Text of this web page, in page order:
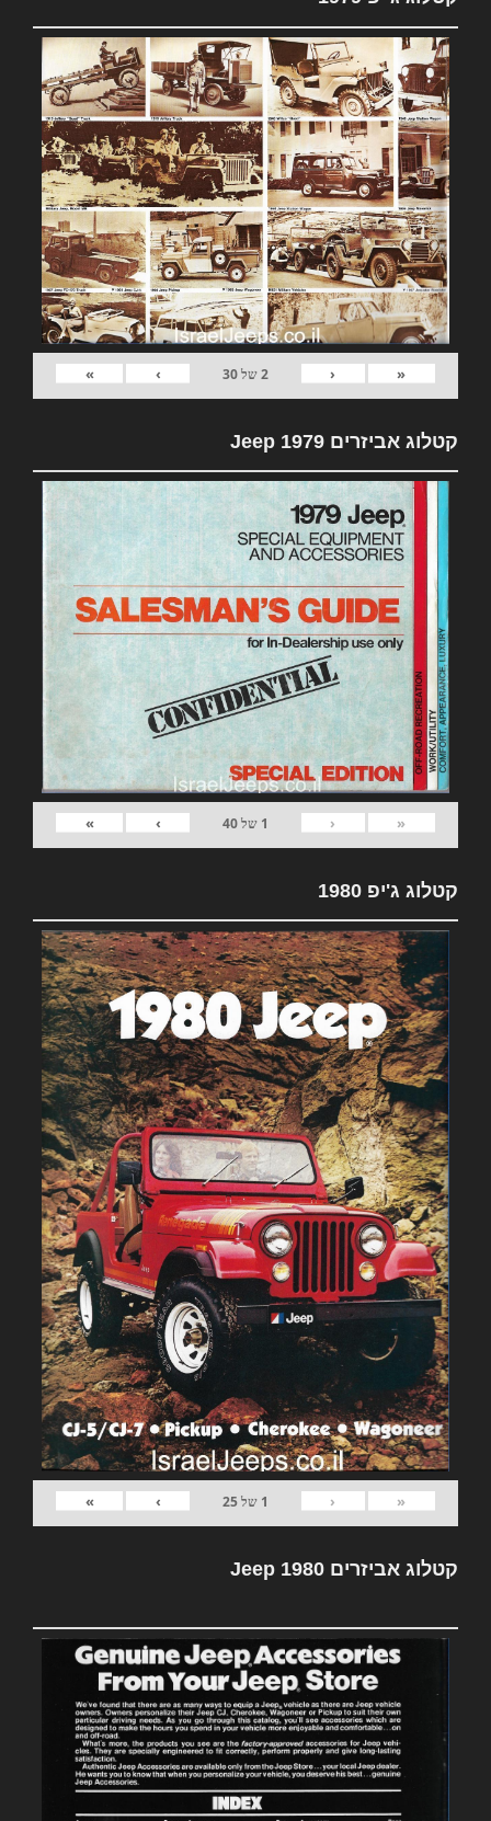
«
‹
2של30
›
»
קטלוג אביזרים 1979 Jeep
«
‹
1 של40
›
»
קטלוג ג'יפ 1980
«
‹
1 של25
›
»
קטלוג אביזרים Jeep 1980